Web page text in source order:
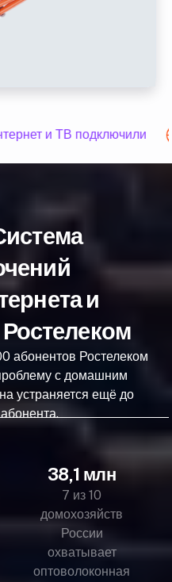
и ТВ подключили
и
абонентов Ростелеком
с домашним
устраняется ещё до
38,1 млн
7 из 10
домохозяйств
России
охватывает
оптоволоконная